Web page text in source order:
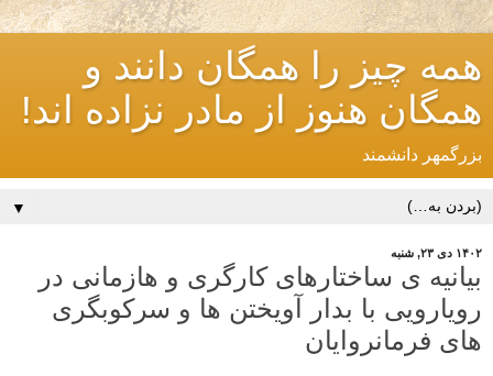
همه چیز را همگان دانند و
همگان هنوز از مادر نزاده اند!
بزرگمهر دانشمند
▼
۱۴۰۲ دی ۲۳, شنبه
بیانیه ی ساختارهای کارگری و هازمانی در
رویارویی با بدار آویختن ها و سرکوبگری
های فرمانروایان